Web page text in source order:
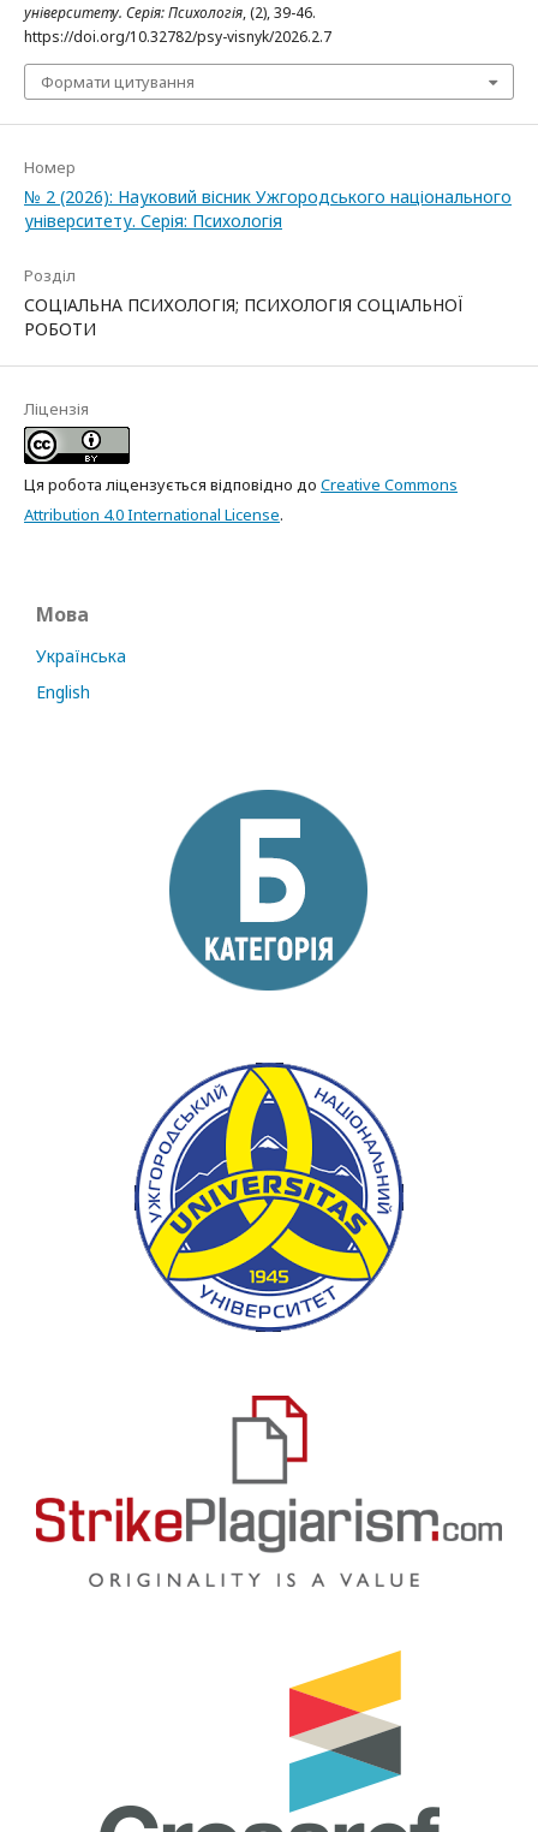
університету. Серія: Психологія, (2), 39-46.
https://doi.org/10.32782/psy-visnyk/2026.2.7
Формати цитування
Номер
№ 2 (2026): Науковий вісник Ужгородського національного
університету. Серія: Психологія
Розділ
СОЦІАЛЬНА ПСИХОЛОГІЯ; ПСИХОЛОГІЯ СОЦІАЛЬНОЇ
РОБОТИ
Ліцензія
Ця робота ліцензується відповідно до Creative Commons
Attribution 4.0 International License.
Мова
Українська
English